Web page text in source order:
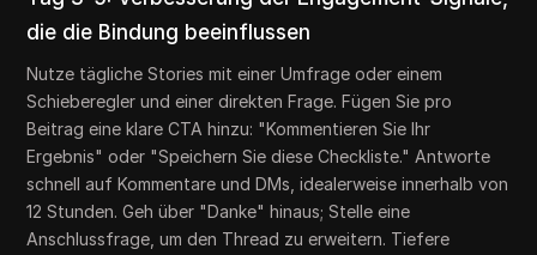
die die Bindung beeinflussen
Nutze tägliche Stories mit einer Umfrage oder einem
Schieberegler und einer direkten Frage. Fügen Sie pro
Beitrag eine klare CTA hinzu: "Kommentieren Sie Ihr
Ergebnis" oder "Speichern Sie diese Checkliste." Antworte
schnell auf Kommentare und DMs, idealerweise innerhalb von
12 Stunden. Geh über "Danke" hinaus; Stelle eine
Anschlussfrage, um den Thread zu erweitern. Tiefere